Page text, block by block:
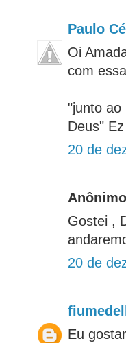
Paulo
Oi
com
"junto ao
Deus"
20 de
Gostei ,
20 de
Eu